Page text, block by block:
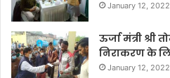
January 12, 2022
ऊर्जा मंत्री
निराकरण के
January 12, 2022